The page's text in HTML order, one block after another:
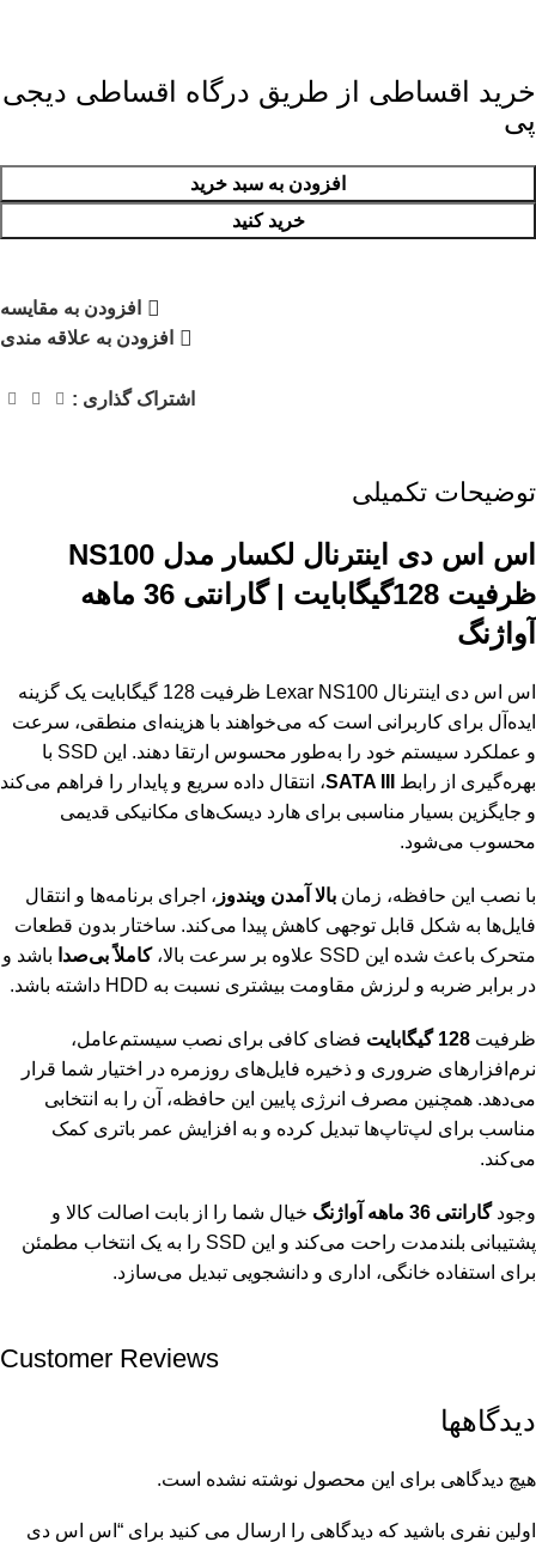
خرید اقساطی از طریق درگاه اقساطی دیجی
پی
افزودن به سبد خرید
خرید کنید
افزودن به مقایسه
افزودن به علاقه مندی
اشتراک گذاری :
توضیحات تکمیلی
اس اس دی اینترنال لکسار مدل NS100
ظرفیت 128گیگابایت | گارانتی 36 ماهه
آواژنگ
اس اس دی اینترنال Lexar NS100 ظرفیت 128 گیگابایت یک گزینه
ایده‌آل برای کاربرانی است که می‌خواهند با هزینه‌ای منطقی، سرعت
و عملکرد سیستم خود را به‌طور محسوس ارتقا دهند. این SSD با
بهره‌گیری از رابط
SATA III، انتقال داده سریع و پایدار را فراهم می‌کند
و جایگزین بسیار مناسبی برای هارد دیسک‌های مکانیکی قدیمی
محسوب می‌شود.
با نصب این حافظه، زمان بالا آمدن ویندوز ، اجرای برنامه‌ها و انتقال
فایل‌ها به شکل قابل توجهی کاهش پیدا می‌کند. ساختار بدون قطعات
متحرک باعث شده این SSD علاوه بر سرعت بالا،
کاملاً بی‌صدا باشد و
در برابر ضربه و لرزش مقاومت بیشتری نسبت به HDD داشته باشد.
ظرفیت 128 گیگابایت
فضای کافی برای نصب سیستم‌عامل،
نرم‌افزارهای ضروری و ذخیره فایل‌های روزمره در اختیار شما قرار
می‌دهد. همچنین مصرف انرژی پایین این حافظه، آن را به انتخابی
مناسب برای لپ‌تاپ‌ها تبدیل کرده و به افزایش عمر باتری کمک
می‌کند.
وجودگارانتی 36 ماهه آواژنگ
خیال شما را از بابت اصالت کالا و
پشتیبانی بلندمدت راحت می‌کند و این SSD را به یک انتخاب مطمئن
برای استفاده خانگی، اداری و دانشجویی تبدیل می‌سازد.
Customer Reviews
دیدگاهها
هیچ دیدگاهی برای این محصول نوشته نشده است.
اولین نفری باشید که دیدگاهی را ارسال می کنید برای “اس اس دی